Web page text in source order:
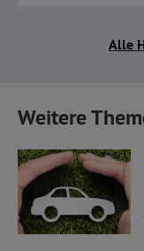
Alle
Weitere